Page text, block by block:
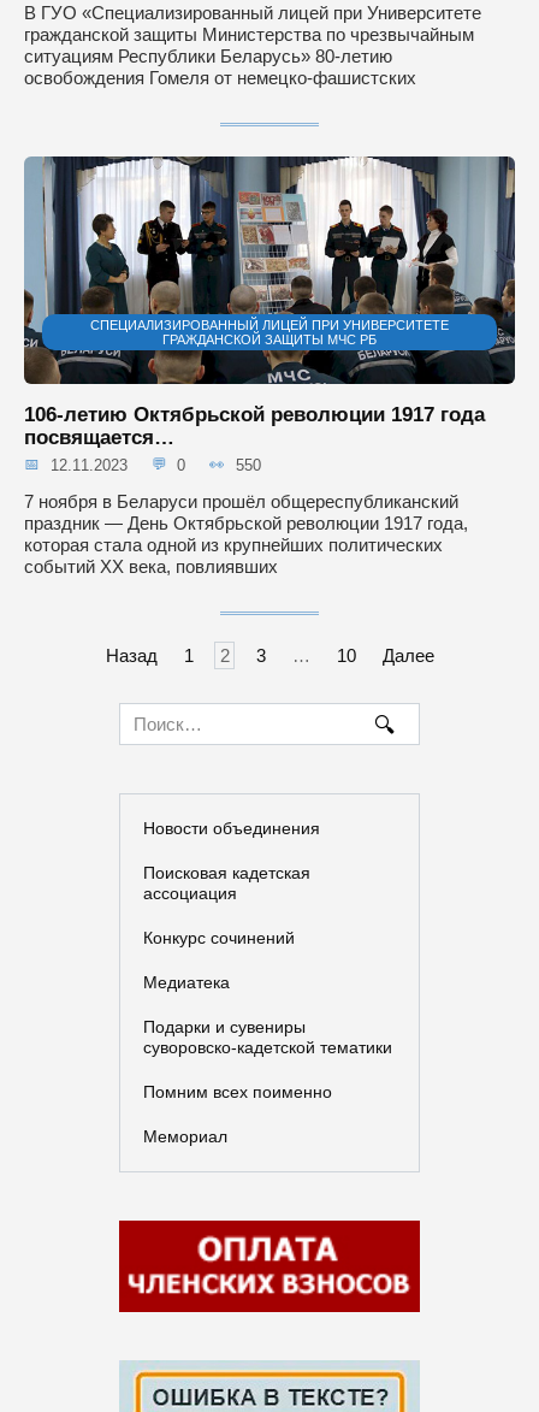
В ГУО «Специализированный лицей при Университете
гражданской защиты Министерства по чрезвычайным
ситуациям Республики Беларусь» 80-летию
освобождения Гомеля от немецко-фашистских
СПЕЦИАЛИЗИРОВАННЫЙ ЛИЦЕЙ ПРИ УНИВЕРСИТЕТЕ
ГРАЖДАНСКОЙ ЗАЩИТЫ МЧС РБ
106-летию Октябрьской революции 1917 года
посвящается…
12.11.2023 0 550
7 ноября в Беларуси прошёл общереспубликанский
праздник — День Октябрьской революции 1917 года,
которая стала одной из крупнейших политических
событий XX века, повлиявших
НавигацияНазад 1 2 3 … 10 Далее
for:
Новости объединения
Поисковая кадетская
ассоциация
Конкурс сочинений
Медиатека
Подарки и сувениры
суворовско-кадетской тематики
Помним всех поименно
Мемориал